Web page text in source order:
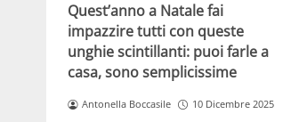
Quest’anno a Natale fai
impazzire tutti con queste
unghie scintillanti: puoi farle a
casa, sono semplicissime
Antonella Boccasile 10 Dicembre 2025